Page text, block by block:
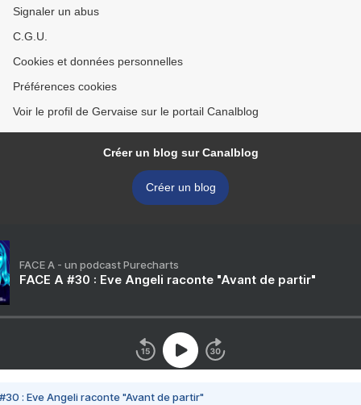
Signaler un abus
C.G.U.
Cookies et données personnelles
Préférences cookies
Voir le profil de Gervaise sur le portail Canalblog
Créer un blog sur Canalblog
Créer un blog
FACE A - un podcast Purecharts
FACE A #30 : Eve Angeli raconte "Avant de partir"
#30 : Eve Angeli raconte "Avant de partir"